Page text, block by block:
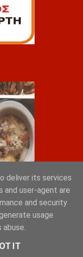
deliver its services
and user-agent are
and security
usage
IT